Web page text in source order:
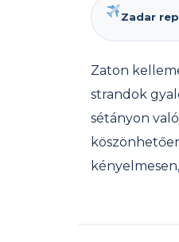
Zadar
Zaton
strandok
sétányon